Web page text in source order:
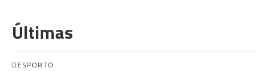
Últimas
DESPORTO